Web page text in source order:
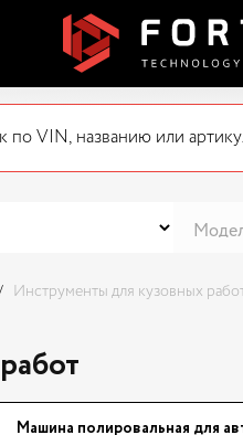
Инструменты для кузовных
Машина полировальная для